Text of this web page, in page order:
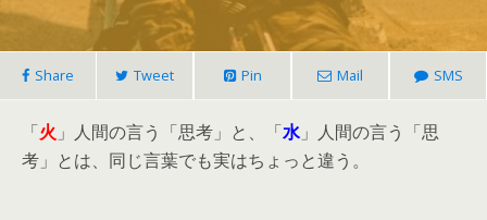
Share Tweet Pin Mail SMS
「火 」人間の言う「思考」と、「水」人間の言う「思
考」とは、同じ言葉でも実はちょっと違う。